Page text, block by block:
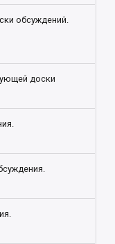
обсуждений.
доски